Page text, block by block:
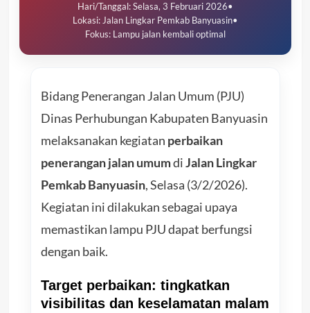
Hari/Tanggal: Selasa, 3 Februari 2026•
Lokasi: Jalan Lingkar Pemkab Banyuasin•
Fokus: Lampu jalan kembali optimal
Bidang Penerangan Jalan Umum (PJU)
Dinas Perhubungan Kabupaten Banyuasin
melaksanakan kegiatan perbaikan
penerangan jalan umumdiJalan Lingkar
Pemkab Banyuasin, Selasa (3/2/2026).
Kegiatan ini dilakukan sebagai upaya
memastikan lampu PJU dapat berfungsi
dengan baik.
Target perbaikan: tingkatkan
visibilitas dan keselamatan malam